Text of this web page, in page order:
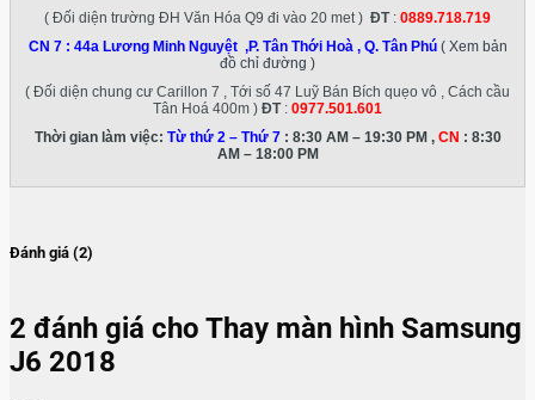
( Đối diện trường ĐH Văn Hóa Q9 đi vào 20 met ) ĐT: 0889.718.719
CN 7 : 44a Lương Minh Nguyệt ,P. Tân Thới Hoà , Q. Tân Phú ( Xem bản
đồ chỉ đường )
( Đối diện chung cư Carillon 7 , Tới số 47 Luỹ Bán Bích quẹo vô , Cách cầu
Tân Hoá 400m ) ĐT: 0977.501.601
Thời gian làm việc: Từ thứ 2 – Thứ 7: 8:30 AM – 19:30 PM , CN : 8:30
AM – 18:00 PM
Đánh giá (2)
2 đánh giá cho Thay màn hình Samsung
J6 2018